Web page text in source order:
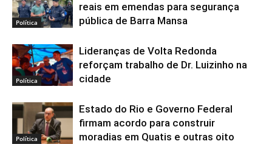
Política
reais em emendas para segurança
pública de Barra Mansa
Política
Lideranças de Volta Redonda
reforçam trabalho de Dr. Luizinho na
cidade
Política
Estado do Rio e Governo Federal
firmam acordo para construir
moradias em Quatis e outras oito